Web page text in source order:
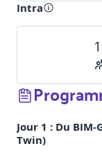
Intra
Jour 1 : Du
Twin)